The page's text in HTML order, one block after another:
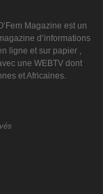
Magazine est un
d’informations
ligne et sur papier ,
une WEBTV dont
et Africaines.